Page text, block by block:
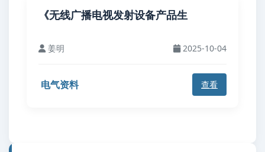
《无线广播电视发射设备产品生
姜明 2025-10-04
电气资料 查看